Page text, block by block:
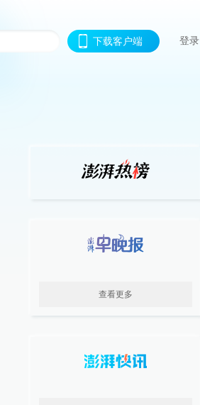
下载客户端 登录
查看更多